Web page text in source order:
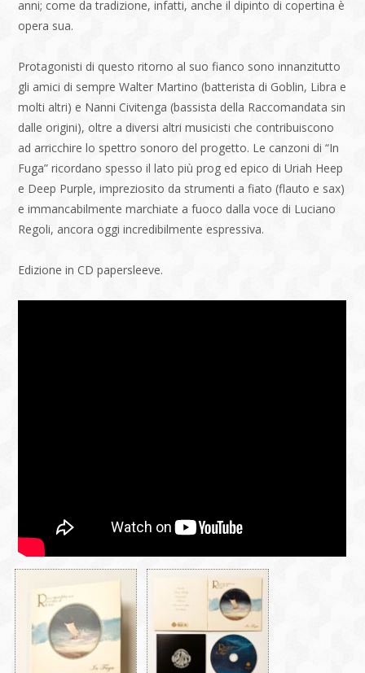
anni; come da tradizione, infatti, anche il dipinto di copertina è
opera sua.
Protagonisti di questo ritorno al suo fianco sono innanzitutto
gli amici di sempre Walter Martino (batterista di Goblin, Libra e
molti altri) e Nanni Civitenga (bassista della Raccomandata sin
dalle origini), oltre a diversi altri musicisti che contribuiscono
ad arricchire lo spettro sonoro del progetto. Le canzoni di “In
Fuga” ricordano spesso il lato più prog ed epico di Uriah Heep
e Deep Purple, impreziosito da strumenti a fiato (flauto e sax)
e immancabilmente marchiate a fuoco dalla voce di Luciano
Regoli, ancora oggi incredibilmente espressiva.
Edizione in CD papersleeve.